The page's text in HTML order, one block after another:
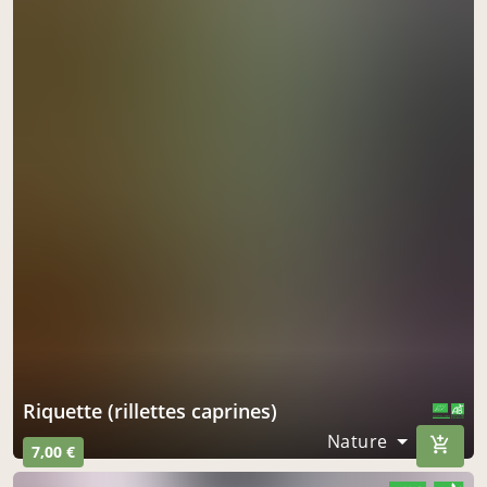
Riquette (rillettes caprines)
7,00 € Nature